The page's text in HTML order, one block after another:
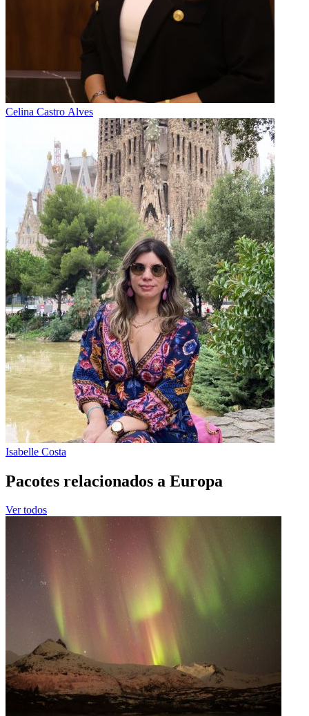
Celina Castro Alves
Isabelle Costa
Pacotes relacionados a Europa
Ver todos